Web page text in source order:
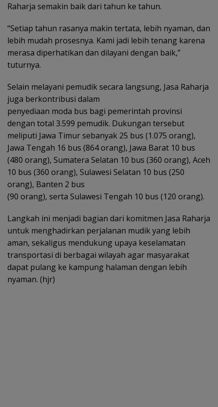
Raharja semakin baik dari tahun ke tahun.
“Setiap tahun rasanya makin tertata, lebih nyaman, dan
lebih mudah prosesnya. Kami jadi lebih tenang karena
merasa diperhatikan dan dilayani dengan baik,”
tuturnya.
Selain melayani pemudik secara langsung, Jasa Raharja
juga berkontribusi dalam
penyediaan moda bus bagi pemerintah provinsi
dengan total 3.599 pemudik. Dukungan tersebut
meliputi Jawa Timur sebanyak 25 bus (1.075 orang),
Jawa Tengah 16 bus (864 orang), Jawa Barat 10 bus
(480 orang), Sumatera Selatan 10 bus (360 orang), Aceh
10 bus (360 orang), Sulawesi Selatan 10 bus (250
orang), Banten 2 bus
(90 orang), serta Sulawesi Tengah 10 bus (120 orang).
Langkah ini menjadi bagian dari komitmen Jasa Raharja
untuk menghadirkan perjalanan mudik yang lebih
aman, sekaligus mendukung upaya keselamatan
transportasi di berbagai wilayah agar masyarakat
dapat pulang ke kampung halaman dengan lebih
nyaman. (hjr)